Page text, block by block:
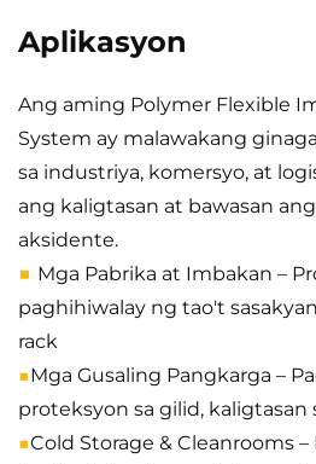
Aplikasyon
Ang aming Polymer Flexible
System ay malawakang
sa industriya, komersyo, at
ang kaligtasan at bawasan
aksidente.
■ Mga Pabrika at Imbakan –
paghihiwalay ng tao't
rack
■Mga Gusaling Pangkarga –
proteksyon sa gilid, kaligtasan
■Cold Storage & Cleanrooms –